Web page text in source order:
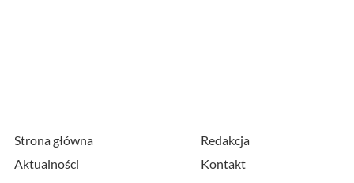
Strona główna
Aktualności
Redakcja
Kontakt